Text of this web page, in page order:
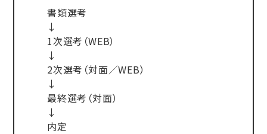
書類選考
↓
1次選考（WEB）
↓
2次選考（対面／WEB）
↓
最終選考（対面）
↓
内定